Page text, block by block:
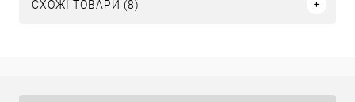
СХОЖІ ТОВАРИ (8)